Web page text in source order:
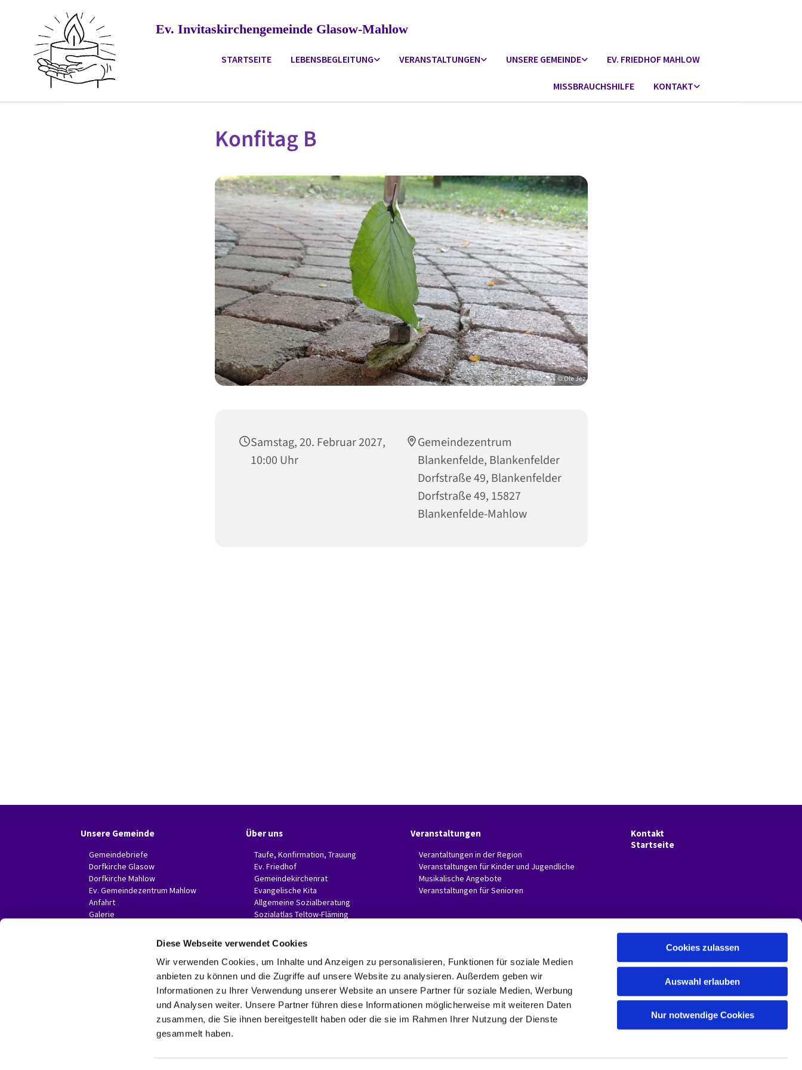
Diese Webseite verwendet Cookies
Wir verwenden Cookies, um Inhalte und Anzeigen zu personalisieren, Funktionen für soziale Medien
anbieten zu können und die Zugriffe auf unsere Website zu analysieren. Außerdem geben wir
Informationen zu Ihrer Verwendung unserer Website an unsere Partner für soziale Medien, Werbung
und Analysen weiter. Unsere Partner führen diese Informationen möglicherweise mit weiteren Daten
zusammen, die Sie ihnen bereitgestellt haben oder die sie im Rahmen Ihrer Nutzung der Dienste
gesammelt haben.
Cookies zulassen
Auswahl erlauben
Nur notwendige Cookies
Ev. Invitaskirchengemeinde Glasow-Mahlow
STARTSEITE LEBENSBEGLEITUNG VERANSTALTUNGEN UNSERE GEMEINDE EV. FRIEDHOF MAHLOW
MISSBRAUCHSHILFE KONTAKT
Konfitag B
© Ole Jez
Samstag, 20. Februar 2027,
10:00 Uhr
Gemeindezentrum
Blankenfelde, Blankenfelder
Dorfstraße 49, Blankenfelder
Dorfstraße 49, 15827
Blankenfelde-Mahlow
Unsere Gemeinde
Gemeindebriefe
Dorfkirche Glasow
Dorfkirche Mahlow
Ev. Gemeindezentrum Mahlow
Anfahrt
Galerie
Über uns
Taufe, Konfirmation, Trauung
Ev. Friedhof
Gemeindekirchenrat
Evangelische Kita
Allgemeine Sozialberatung
Sozialatlas Teltow-Fläming
Veranstaltungen
Verantaltungen in der Region
Veranstaltungen für Kinder und Jugendliche
Musikalische Angebote
Veranstaltungen für Senioren
Kontakt
Startseite
Evangelische Invitaskirchengemeinde Glasow-Mahlow
Rathenaustr. 45
15831 Blankenfelde-Mahlow
Telefon: 03379 374407 Fax: 03379 374470
invitaskg-glasow-mahlow@kkzf.de